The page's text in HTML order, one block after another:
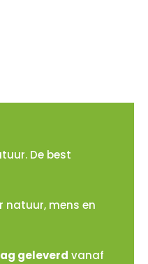
De best
natuur, mens en
geleverd vanaf